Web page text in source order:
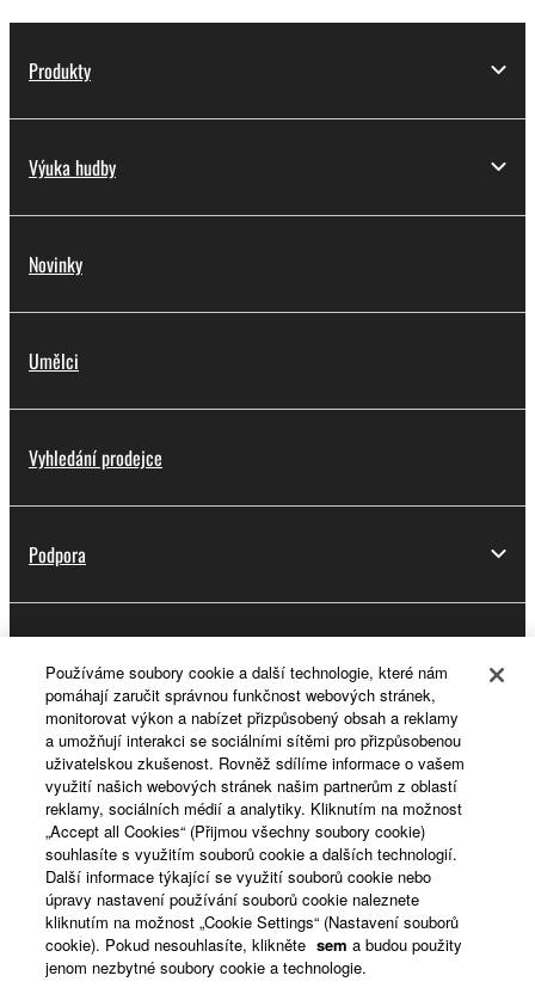
Produkty
Výuka hudby
Novinky
Umělci
Vyhledání prodejce
Podpora
O Yamaze
Česká republika a Slovensko - Czech
Business
Používáme soubory cookie a další technologie, které nám
pomáhají zaručit správnou funkčnost webových stránek,
monitorovat výkon a nabízet přizpůsobený obsah a reklamy
a umožňují interakci se sociálními sítěmi pro přizpůsobenou
uživatelskou zkušenost. Rovněž sdílíme informace o vašem
využití našich webových stránek našim partnerům z oblastí
reklamy, sociálních médií a analytiky. Kliknutím na možnost
„Accept all Cookies“ (Přijmou všechny soubory cookie)
souhlasíte s využitím souborů cookie a dalších technologií.
Další informace týkající se využití souborů cookie nebo
úpravy nastavení používání souborů cookie naleznete
kliknutím na možnost „Cookie Settings“ (Nastavení souborů
cookie). Pokud nesouhlasíte, klikněte sem a budou použity
jenom nezbytné soubory cookie a technologie.